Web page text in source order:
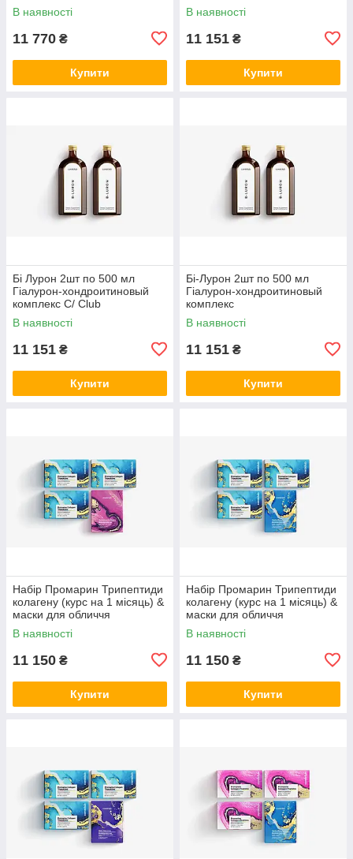
В наявності
11 770 ₴
Купити
В наявності
11 151 ₴
Купити
Бі Лурон 2шт по 500 мл
Гіалурон-хондроитиновый
комплекс С/ Club
В наявності
11 151 ₴
Купити
Бі-Лурон 2шт по 500 мл
Гіалурон-хондроитиновый
комплекс
В наявності
11 151 ₴
Купити
Набір Промарин Трипептиди
колагену (курс на 1 місяць) &
маски для обличчя
біоцелюлозні Advanced
Collagen (5 саше)
В наявності
11 150 ₴
Купити
Набір Промарин Трипептиди
колагену (курс на 1 місяць) &
маски для обличчя
біоцелюлозні Hydro Boost (5
саше)
В наявності
11 150 ₴
Купити